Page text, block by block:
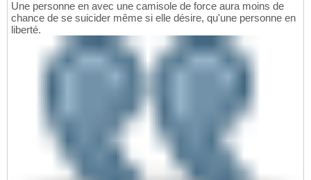
Une personne en avec une camisole de force aura moins de
chance de se suicider même si elle désire, qu'une personne en
liberté.